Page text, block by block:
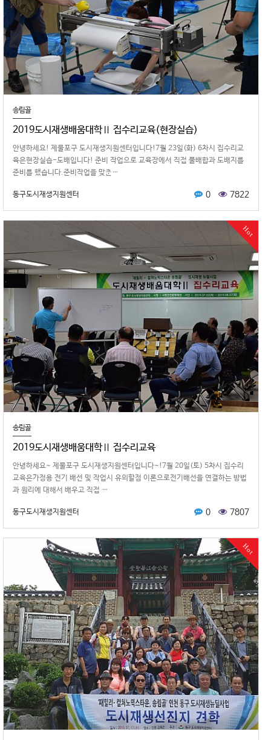
송림골
2019도시재생배움대학Ⅱ 집수리교육(현장실습)
안녕하세요! 제물포구 도시재생지원센터입니다!7월 23일(화) 6차시 집수리교
육은현장실습-도배입니다! 준비 작업으로 교육장에서 직접 풀배합과 도배지를
준비를 했습니다.준비작업을 맞춘…
동구도시재생지원센터 0 7822
Hot
송림골
2019도시재생배움대학Ⅱ 집수리교육
안녕하세요~ 제물포구 도시재생지원센터입니다~!7월 20일(토) 5차시 집수리
교육은가정용 전기 배선 및 작업시 유의할점 이론으로전기배선을 연결하는 방법
과 원리에 대해서 배우고 직접 …
동구도시재생지원센터 0 7807
Hot